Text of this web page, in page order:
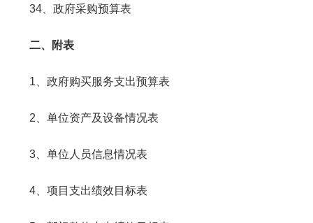
34、政府采购预算表
二、附表
1、政府购买服务支出预算表
2、单位资产及设备情况表
3、单位人员信息情况表
4、项目支出绩效目标表